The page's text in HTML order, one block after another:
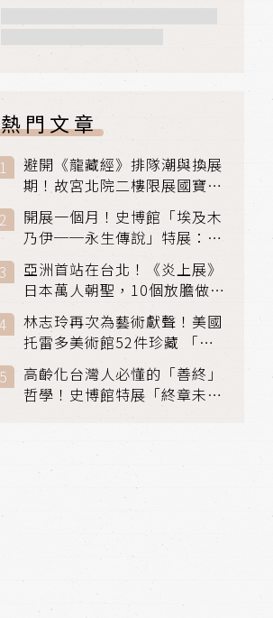
熱門文章
避開《龍藏經》排隊潮與換展
期！故宮北院二樓限展國寶
〈元世祖出獵圖〉、乾隆最愛
「滑冰賽」更精采
開展一個月！史博館「埃及木
乃伊──永生傳說」特展：看
見物件構築的永生風景
亞洲首站在台北！《炎上展》
日本萬人朝聖，10個放膽做自
己場景與台灣獨家展品同步亮
相
林志玲再次為藝術獻聲！美國
托雷多美術館52件珍藏 「古
典光影大師：林布蘭到哥雅」
在富邦美術館隆重開展
高齡化台灣人必懂的「善終」
哲學！史博館特展「終章未